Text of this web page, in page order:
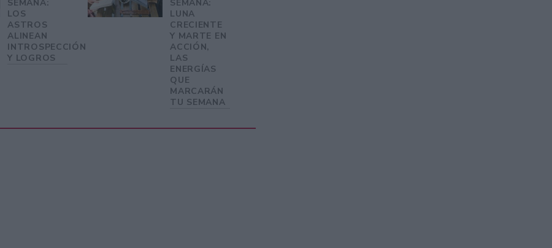
SEMANA:
LOS
ASTROS
ALINEAN
INTROSPECCIÓN
Y LOGROS
SEMANA:
LUNA
CRECIENTE
Y MARTE EN
ACCIÓN,
LAS
ENERGÍAS
QUE
MARCARÁN
TU SEMANA